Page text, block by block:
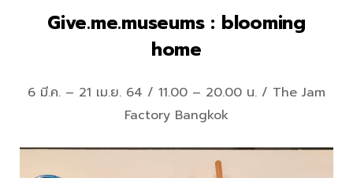
Give.me.museums : blooming
home
6 มี.ค. – 21 เม.ย. 64 / 11.00 – 20.00 น. / The Jam
Factory Bangkok